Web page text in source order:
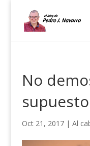
No
supuesto
Oct 21, 2017| Al